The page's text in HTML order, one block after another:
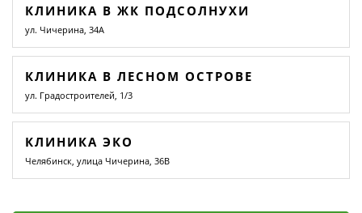
КЛИНИКА В ЖК ПОДСОЛНУХИ
ул. Чичерина, 34А
КЛИНИКА В ЛЕСНОМ ОСТРОВЕ
ул. Градостроителей, 1/3
КЛИНИКА ЭКО
Челябинск, улица Чичерина, 36В